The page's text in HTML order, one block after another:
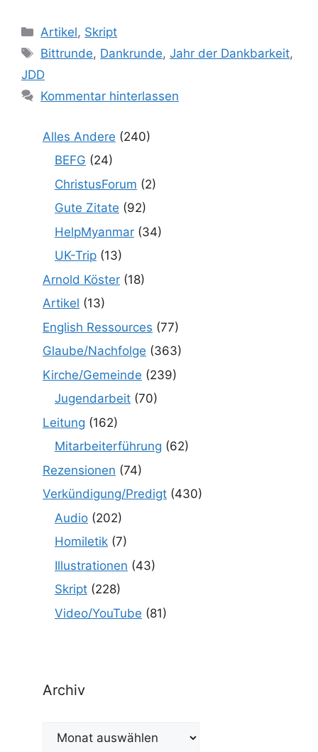
Kategorien
Artikel, Skript
Schlagwörter
Bittrunde, Dankrunde,Jahr der Dankbarkeit,
JDD
Kommentar hinterlassen
Alles Andere (240)
BEFG (24)
ChristusForum (2)
Gute Zitate (92)
HelpMyanmar (34)
UK-Trip (13)
Arnold Köster (18)
Artikel (13)
English Ressources (77)
Glaube/Nachfolge (363)
Kirche/Gemeinde (239)
Jugendarbeit (70)
Leitung (162)
Mitarbeiterführung (62)
Rezensionen (74)
Verkündigung/Predigt (430)
Audio (202)
Homiletik (7)
Illustrationen (43)
Skript (228)
Video/YouTube (81)
Archiv
Archiv